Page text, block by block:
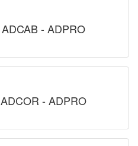
ADCAB - ADPRO
ADCOR - ADPRO